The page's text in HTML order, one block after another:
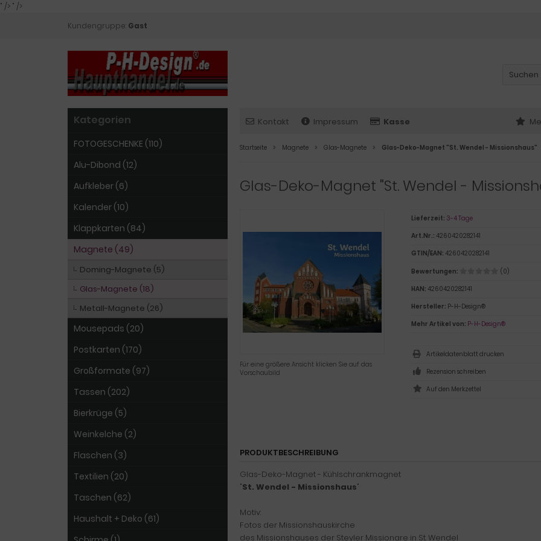
" /> " />
Kundengruppe: Gast
Kontakt Impressum Kasse
Startseite Magnete Glas-Magnete Glas-Deko-Magnet "St. Wendel - Missionshaus"
Glas-Deko-Magnet "St. Wendel -
Für eine größere Ansicht klicken Sie auf das
Vorschaubild
Lieferzeit: 3-4 Tage
Art.Nr.: 4260420282141
GTIN/EAN: 4260420282141
Bewertungen:
(0)
HAN: 4260420282141
Hersteller: P-H-Design®
Mehr Artikel von: P-H-Design®
Artikeldatenblatt drucken
Rezension schreiben
PRODUKTBESCHREIBUNG
Glas-Deko-Magnet - Kühlschrankmagnet
"St. Wendel - Missionshaus"
Motiv:
Fotos der Missionshauskirche
des Missionshauses der Steyler Missionare in St. Wendel
Kategorien
FOTOGESCHENKE (110)
Alu-Dibond (12)
Aufkleber (6)
Kalender (10)
Klappkarten (84)
Magnete (49)
Doming-Magnete (5)
Glas-Magnete (18)
Metall-Magnete (26)
Mousepads (20)
Postkarten (170)
Großformate (97)
Tassen (202)
Bierkrüge (5)
Weinkelche (2)
Flaschen (3)
Textilien (20)
Taschen (62)
Haushalt + Deko (61)